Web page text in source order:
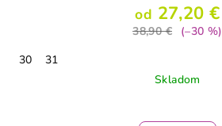
od 27,20 €
38,90 €
(–30 %)
30
31
Skladom